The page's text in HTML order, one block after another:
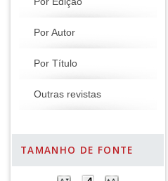
Por Autor
Por Título
Outras revistas
TAMANHO DE FONTE